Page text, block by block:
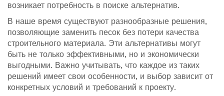
возникает потребность в поиске альтернатив.
В наше время существуют разнообразные решения,
позволяющие заменить песок без потери качества
строительного материала. Эти альтернативы могут
быть не только эффективными, но и экономически
выгодными. Важно учитывать, что каждое из таких
решений имеет свои особенности, и выбор зависит от
конкретных условий и требований к проекту.